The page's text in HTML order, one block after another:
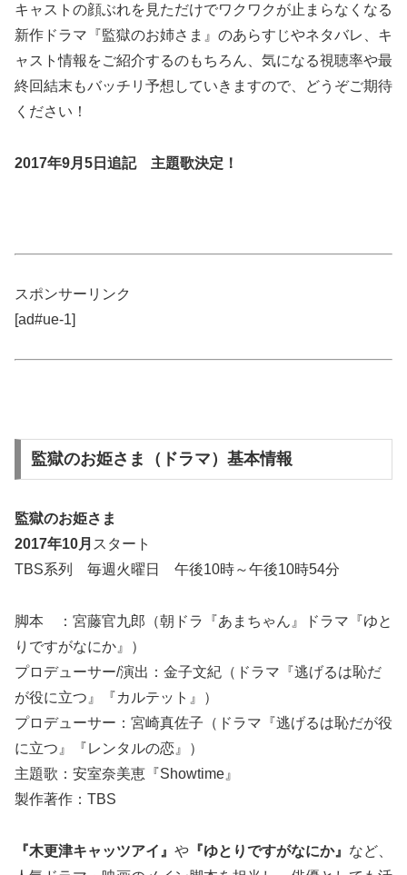
キャストの顔ぶれを見ただけでワクワクが止まらなくなる
新作ドラマ『監獄のお姉さま』のあらすじやネタバレ、キ
ャスト情報をご紹介するのもちろん、気になる視聴率や最
終回結末もバッチリ予想していきますので、どうぞご期待
ください！
2017年9月5日追記 主題歌決定！
スポンサーリンク
[ad#ue-1]
監獄のお姫さま（ドラマ）基本情報
監獄のお姫さま
2017年10月 スタート
TBS系列 毎週火曜日 午後10時～午後10時54分
脚本 ：宮藤官九郎（朝ドラ『あまちゃん』ドラマ『ゆと
りですがなにか』）
プロデューサー/演出：金子文紀（ドラマ『逃げるは恥だ
が役に立つ』『カルテット』）
プロデューサー：宮崎真佐子（ドラマ『逃げるは恥だが役
に立つ』『レンタルの恋』）
主題歌：安室奈美恵『Showtime』
製作著作：TBS
『木更津キャッツアイ』 や 『ゆとりですがなにか』 など、